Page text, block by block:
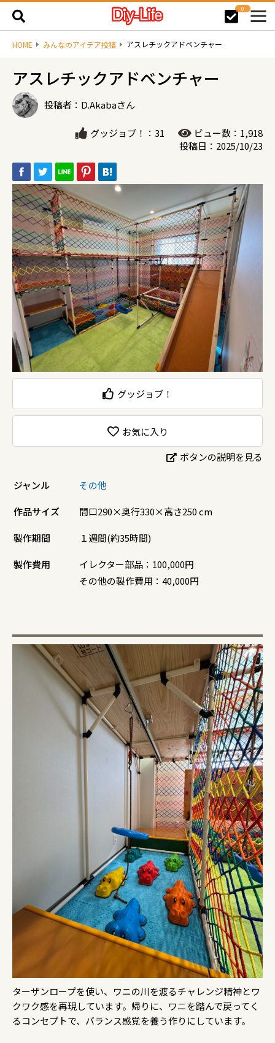
0
HOME みんなのアイデア投稿 アスレチックアドベンチャー
アスレチックアドベンチャー
投稿者：D.Akabaさん
グッジョブ！：31
ビュー数：1,918
投稿日：2025/10/23
グッジョブ！
お気に入り
ボタンの説明を見る
ジャンル その他
作品サイズ 間口290×奥行330×高さ250 cm
製作期間 １週間(約35時間)
製作費用
イレクター部品：100,000円
その他の製作費用：40,000円
ターザンロープを使い、ワニの川を渡るチャレンジ精神とワ
クワク感を再現しています。帰りに、ワニを踏んで戻ってく
るコンセプトで、バランス感覚を養う作りにしています。